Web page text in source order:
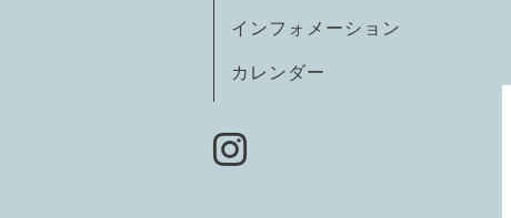
インフォメーション
カレンダー